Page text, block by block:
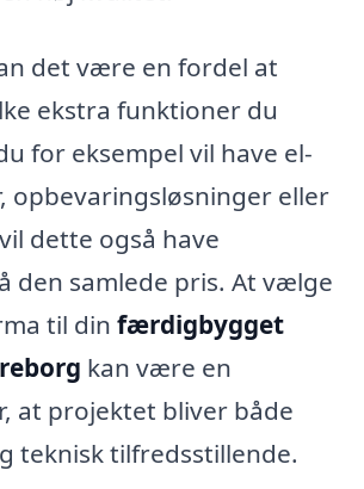
det være en fordel at
ekstra funktioner du
for eksempel vil have el-
opbevaringsløsninger eller
dette også have
den samlede pris. At vælge
til din færdigbygget
kan være en
at projektet bliver både
teknisk tilfredsstillende.